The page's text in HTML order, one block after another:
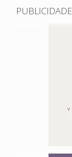
PUBLICIDADE